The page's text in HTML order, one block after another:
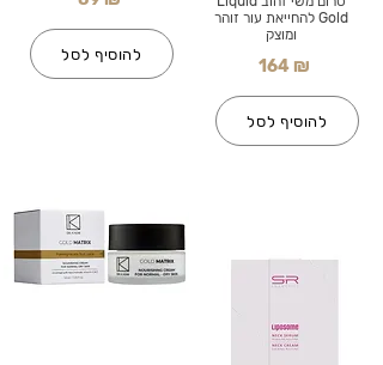
להוסיף לסל
Gold להחייאת עור זוהר
ומוצק
164 ₪
להוסיף לסל